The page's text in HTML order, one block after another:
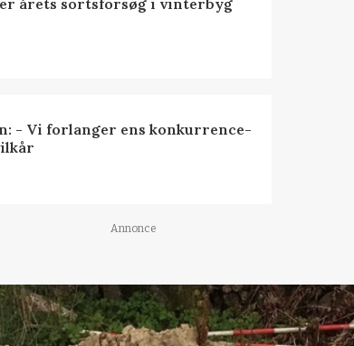
- Vi forlanger ens konkurrence-
Annonce